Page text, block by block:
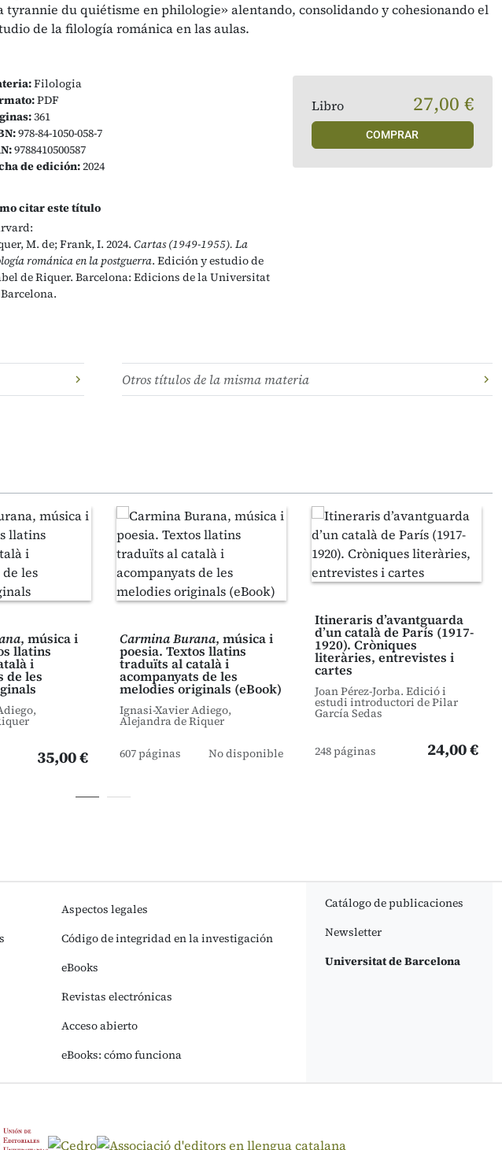
tyrannie du quiétisme en philologie» alentando, consolidando y cohesionando el
de la filología románica en las aulas.
Filologia
PDF
361
978-84-1050-058-7
9788410500587
de edición:2024
citar este título
M. de; Frank, I. 2024. Cartas (1949-1955). La
románica en la postguerra. Edición y estudio de
de Riquer. Barcelona: Edicions de la Universitat
Libro 27,00 €
COMPRAR
Otros títulos de la misma materia
, música i
llatins
i
de les
35,00 €
Carmina Burana, música i
poesia. Textos llatins
traduïts al català i
acompanyats de les
melodies originals (eBook)
Ignasi-Xavier Adiego,
Alejandra de Riquer
607 páginas No disponible
Itineraris d’avantguarda
d’un català de París (1917-
1920). Cròniques
literàries, entrevistes i
cartes
Joan Pérez-Jorba. Edició i
estudi introductori de Pilar
García Sedas
248 páginas 24,00 €
Aspectos legales
Código de integridad en la investigación
eBooks
Revistas electrónicas
Acceso abierto
eBooks: cómo funciona
Catálogo de publicaciones
Newsletter
Universitat de Barcelona